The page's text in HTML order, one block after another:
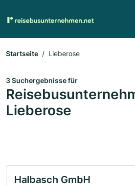
Startseite Lieberose
3 Suchergebnisse für
Lieberose
Halbasch GmbH